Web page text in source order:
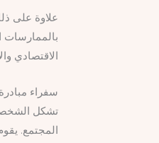
علاوة على
بالممارسات
الاقتصادي
سفراء
تشكل
المجتمع.